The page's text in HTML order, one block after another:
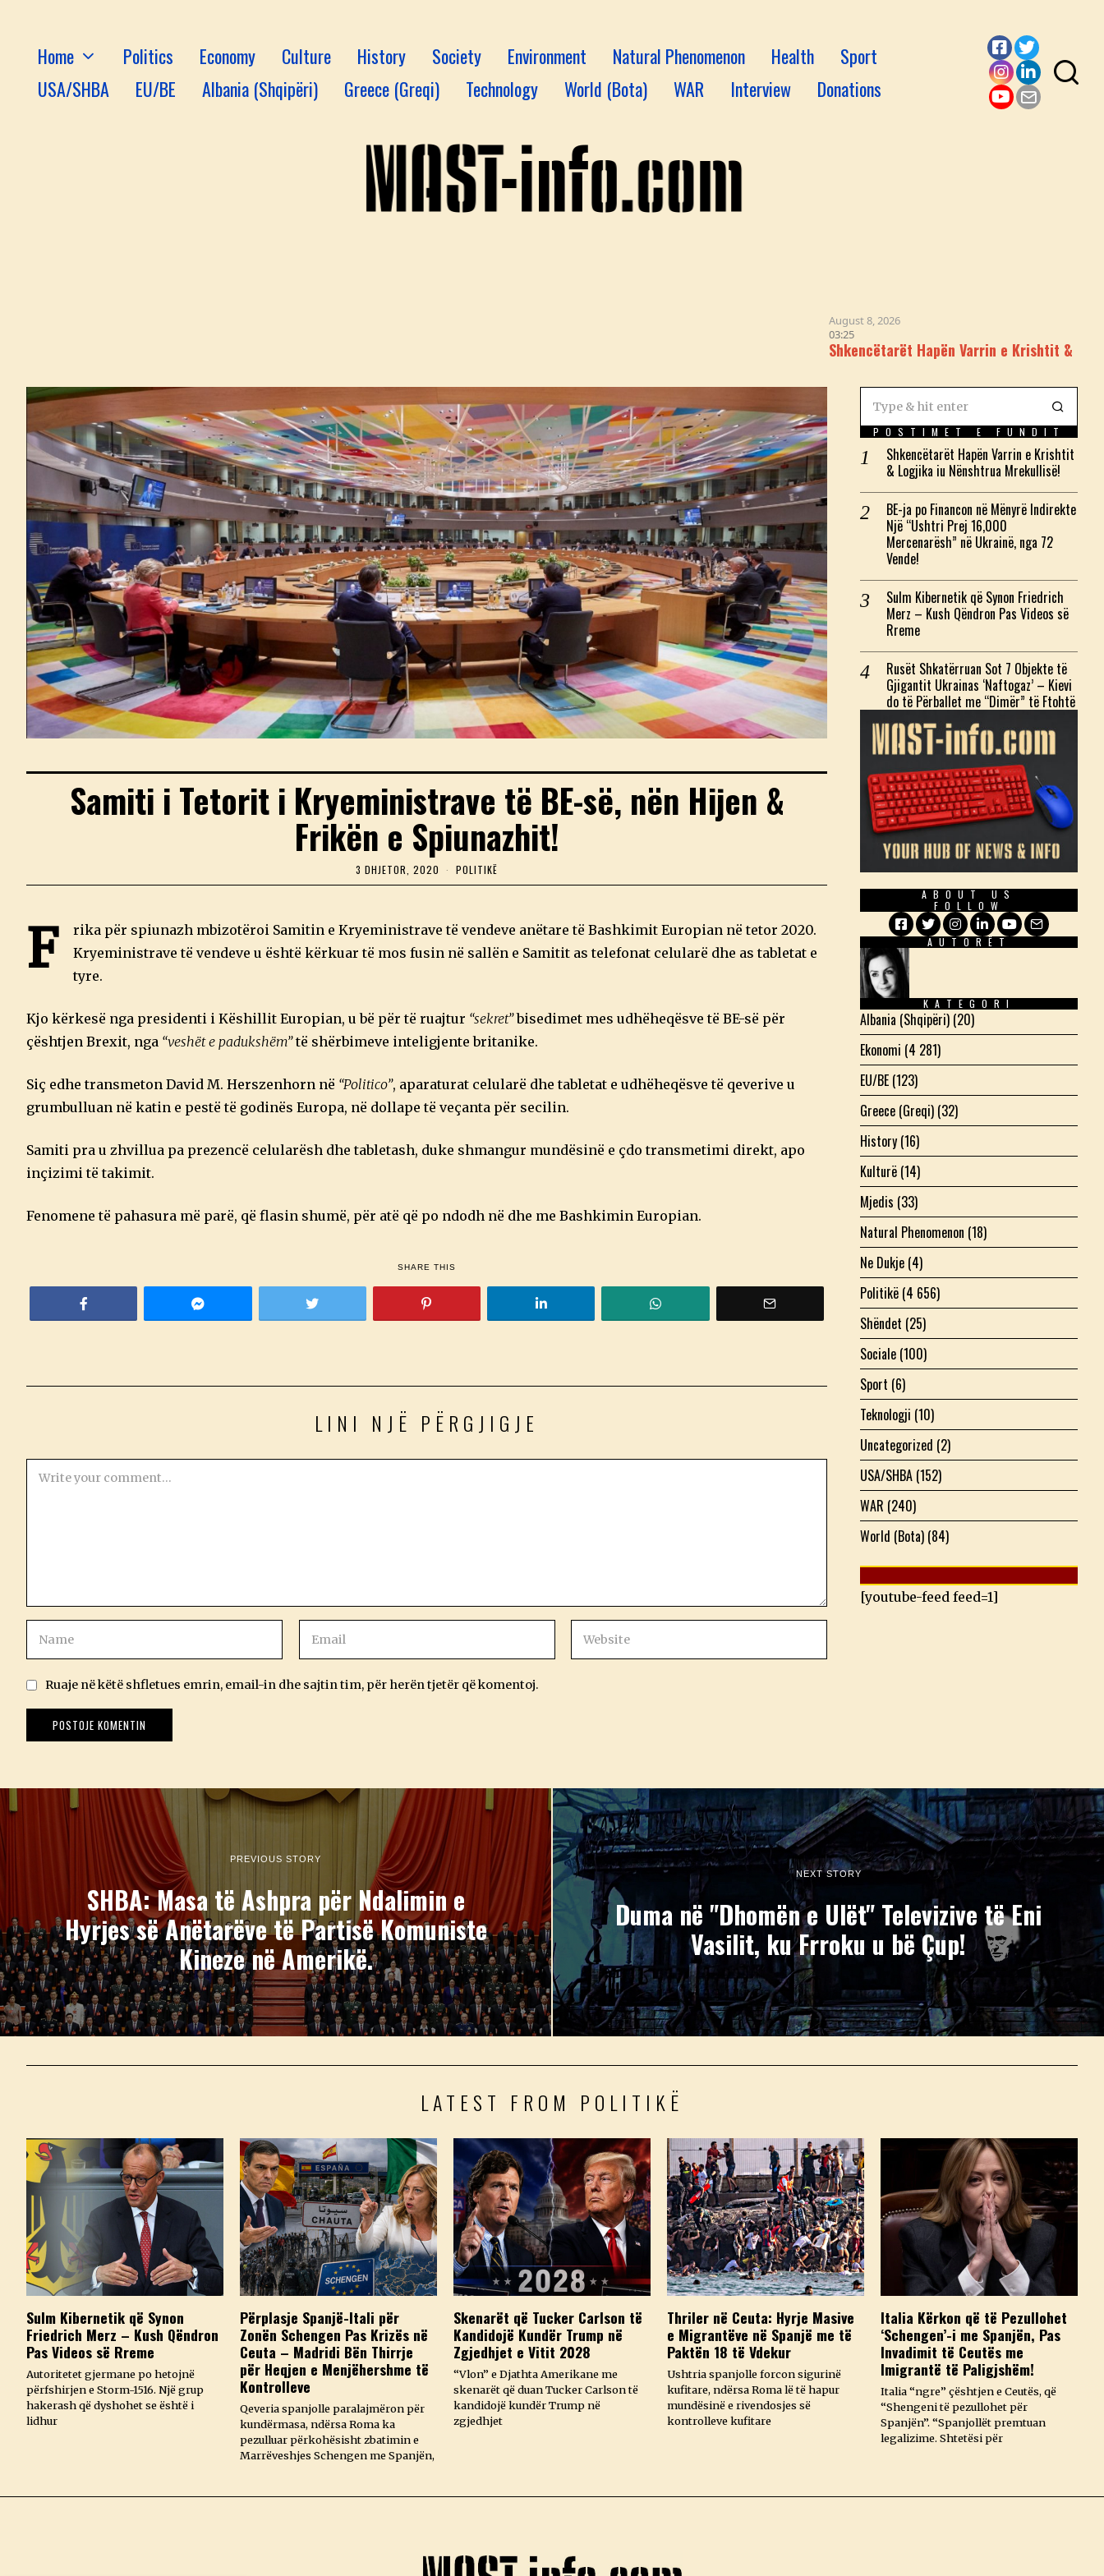
Home Politics Economy Culture History Society Environment Natural Phenomenon Health
Sport
USA/SHBA
EU/BE Albania (Shqipëri) Greece (Greqi) Technology World (Bota) WAR Interview Donations
Facebook
Twitter
Instagram
LinkedIn
Shkencëtarët Hapën Varrin e Krishtit & Logjika iu
Samiti i Tetorit i Kryeministrave të BE-së, nën Hijen &
Frikën e Spiunazhit!
3 DHJETOR, 2020
D
T
O
R
2
0
POLITIKË
F
rika për spiunazh mbizotëroi Samitin e Kryeministrave të vendeve anëtare të Bashkimit Europian në tetor 2020.
Kryeministrave të vendeve u është kërkuar të mos fusin në sallën e Samitit as telefonat celularë dhe as tabletat e
tyre.
Kjo kërkesë nga presidenti i Këshillit Europian, u bë për të ruajtur “sekret”bisedimet mes udhëheqësve të BE-së për
çështjen Brexit, nga “veshët e padukshëm”të shërbimeve inteligjente britanike.
Siç edhe transmeton David M. Herszenhorn në “Politico”, aparaturat celularë dhe tabletat e udhëheqësve të qeverive u
grumbulluan në katin e pestë të godinës Europa, në dollape të veçanta për secilin.
Samiti pra u zhvillua pa prezencë celularësh dhe tabletash, duke shmangur mundësinë e çdo transmetimi direkt, apo
inçizimi të takimit.
Fenomene të pahasura më parë, që flasin shumë, për atë që po ndodh në dhe me Bashkimin Europian.
SHARE THIS
LINI NJË PËRGJIGJE
Ruaje në këtë shfletues emrin, email-in dhe sajtin tim, për herën tjetër që komentoj.
POSTIMET E FUNDIT
Shkencëtarët Hapën Varrin e Krishtit
& Logjika iu Nënshtrua Mrekullisë!
BE-ja po Financon në Mënyrë Indirekte
Një “Ushtri Prej 16,000
Mercenarësh” në Ukrainë, nga 72
Vende!
Sulm Kibernetik që Synon Friedrich
Merz – Kush Qëndron Pas Videos së
Rreme
Rusët Shkatërruan Sot 7 Objekte të
Gjigantit Ukrainas ‘Naftogaz’ – Kievi
do të Përballet me “Dimër” të Ftohtë
ABOUT US
FOLLOW
Facebook
TwitterInstagram
LinkedIn
YouTube
Email
AUTORËT
KATEGORI
Albania (Shqipëri) (20)
Ekonomi (4 281)
EU/BE (123)
Greece (Greqi) (32)
History (16)
Kulturë (14)
Mjedis (33)
Natural Phenomenon (18)
Ne Dukje (4)
Politikë (4 656)
Shëndet (25)
Sociale (100)
Sport (6)
Teknologji (10)
Uncategorized (2)
USA/SHBA (152)
WAR (240)
World (Bota) (84)
[youtube-feed feed=1]
PREVIOUS STORY
SHBA: Masa të Ashpra për Ndalimin e
Hyrjes së Anëtarëve të Partisë Komuniste
Kineze në Amerikë.
NEXT STORY
Duma në "Dhomën e Ulët" Televizive të Eni
Vasilit, ku Frroku u bë Çup!
LATEST FROM POLITIKË
Sulm Kibernetik që Synon
Friedrich Merz – Kush Qëndron
Pas Videos së Rreme
Autoritetet gjermane po hetojnë
përfshirjen e Storm-1516. Një grup
hakerash që dyshohet se është i
lidhur
Përplasje Spanjë-Itali për
Zonën Schengen Pas Krizës në
Ceuta – Madridi Bën Thirrje
për Heqjen e Menjëhershme të
Kontrolleve
Qeveria spanjolle paralajmëron për
kundërmasa, ndërsa Roma ka
pezulluar përkohësisht zbatimin e
Marrëveshjes Schengen me Spanjën,
Skenarët që Tucker Carlson të
Kandidojë Kundër Trump në
Zgjedhjet e Vitit 2028
“Vlon” e Djathta Amerikane me
skenarët që duan Tucker Carlson të
kandidojë kundër Trump në
zgjedhjet
Thriler në Ceuta: Hyrje Masive
e Migrantëve në Spanjë me të
Paktën 18 të Vdekur
Ushtria spanjolle forcon sigurinë
kufitare, ndërsa Roma lë të hapur
mundësinë e rivendosjes së
kontrolleve kufitare
Italia Kërkon që të Pezullohet
‘Schengen’-i me Spanjën, Pas
Invadimit të Ceutës me
Imigrantë të Paligjshëm!
Italia “ngre” çështjen e Ceutës, që
“Shengeni të pezullohet për
Spanjën”. “Spanjollët premtuan
legalizime. Shtetësi për